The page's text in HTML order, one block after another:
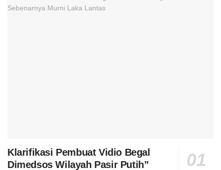
Klarifikasi Pembuat Vidio Begal
Dimedsos Wilayah Pasir Putih”